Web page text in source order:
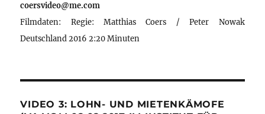
coersvideo@me.com
Filmdaten: Regie: Matthias Coers / Peter Nowak
Deutschland 2016 2:20 Minuten
VIDEO 3: LOHN- UND MIETENKÄMOFE